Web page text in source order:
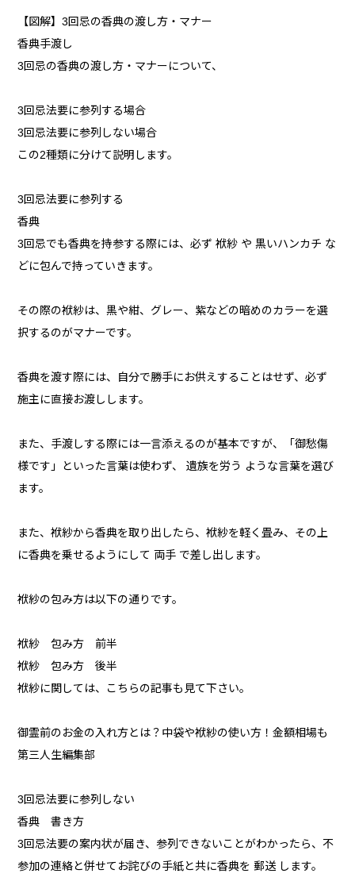
【図解】3回忌の香典の渡し方・マナー
香典手渡し
3回忌の香典の渡し方・マナーについて、
3回忌法要に参列する場合
3回忌法要に参列しない場合
この2種類に分けて説明します。
3回忌法要に参列する
香典
3回忌でも香典を持参する際には、必ず 袱紗 や 黒いハンカチ な
どに包んで持っていきます。
その際の袱紗は、黒や紺、グレー、紫などの暗めのカラーを選
択するのがマナーです。
香典を渡す際には、自分で勝手にお供えすることはせず、必ず
施主に直接お渡しします。
また、手渡しする際には一言添えるのが基本ですが、「御愁傷
様です」といった言葉は使わず、 遺族を労う ような言葉を選び
ます。
また、袱紗から香典を取り出したら、袱紗を軽く畳み、その上
に香典を乗せるようにして 両手 で差し出します。
袱紗の包み方は以下の通りです。
袱紗 包み方 前半
袱紗 包み方 後半
袱紗に関しては、こちらの記事も見て下さい。
御霊前のお金の入れ方とは？中袋や袱紗の使い方！金額相場も
第三人生編集部
3回忌法要に参列しない
香典 書き方
3回忌法要の案内状が届き、参列できないことがわかったら、不
参加の連絡と併せてお詫びの手紙と共に香典を 郵送 します。